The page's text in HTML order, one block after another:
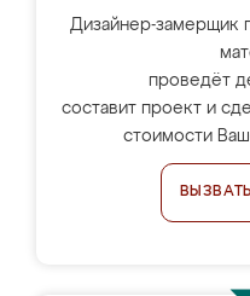
Дизайнер-замерщик
проведёт
составит проект и
стоимости